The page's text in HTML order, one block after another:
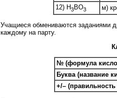
12) H3BO3 м)
Учащиеся обмениваются заданиями
каждому на парту.
№ (формула
Буква (название
+/– (правильность